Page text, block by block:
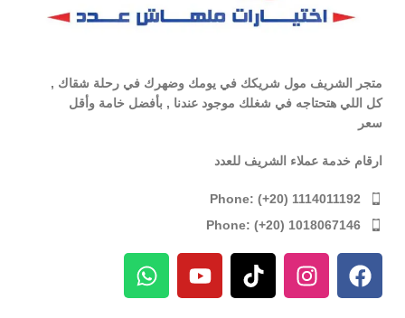
متجر الشريف مول شريكك في يومك وضهرك في رحلة شقاك ,
كل اللي هتحتاجه في شغلك موجود عندنا , بأفضل خامة وأقل
سعر
ارقام خدمة عملاء الشريف للعدد
Phone: (+20) 1114011192
Phone: (+20) 1018067146